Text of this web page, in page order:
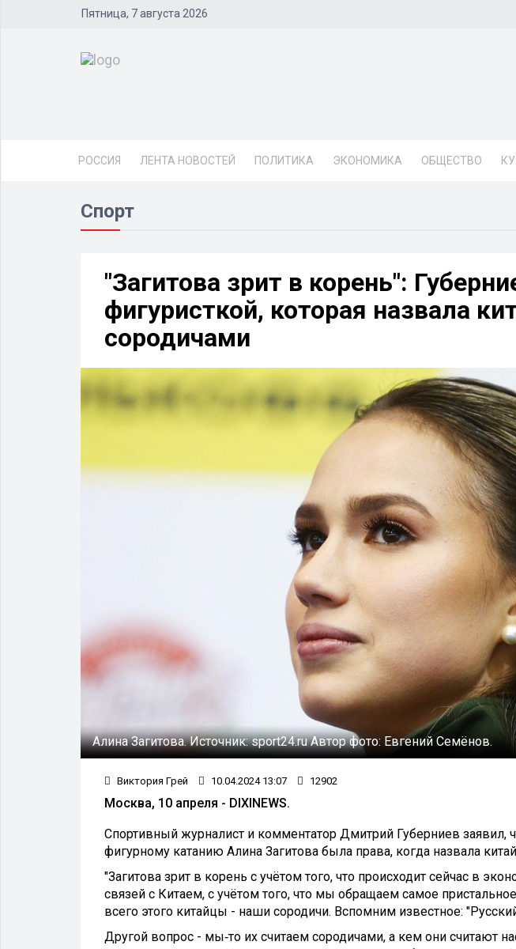
Пятница, 7 августа 2026
РОССИЯ ЛЕНТА НОВОСТЕЙ ПОЛИТИКА ЭКОНОМИКА ОБЩЕСТВО
Спорт
"Загитова зрит в корень":
фигуристкой, которая назвала
сородичами
Алина Загитова.Источник:sport24.ruАвтор фото: Евгений Семёнов.
Виктория Грей 10.04.2024 13:07 12902
Москва, 10 апреля - DIXINEWS.
Спортивный журналист и комментатор Дмитрий Губерниев заявил,
фигурному катанию Алина Загитова была права, когда назвала
"Загитова зрит в корень с учётом того, что происходит сейчас в
связей с Китаем, с учётом того, что мы обращаем самое
всего этого китайцы - наши сородичи. Вспомним известное:
Другой вопрос - мы‑то их считаем сородичами, а кем они считают